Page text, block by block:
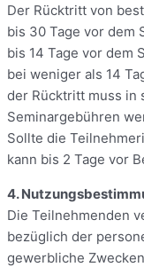
Der Rücktritt von
bis 30 Tage vor dem
bis 14 Tage vor dem
bei weniger als 14
der Rücktritt muss in
Seminargebühren
Sollte die
kann bis 2 Tage vor
4.
Die Teilnehmenden
bezüglich der
gewerbliche